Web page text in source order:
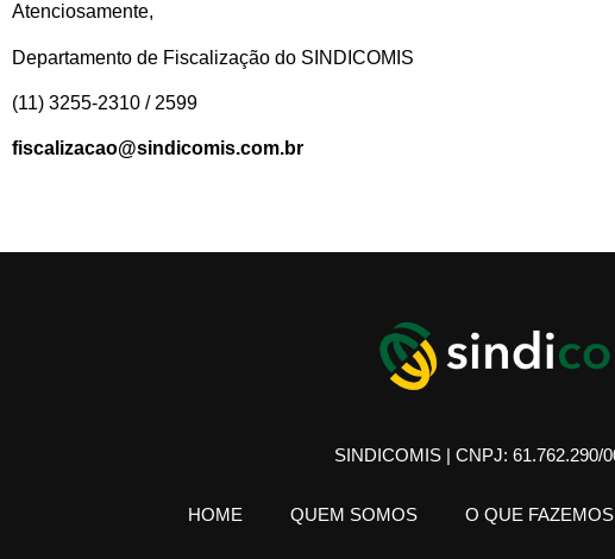
Atenciosamente,
Departamento de Fiscalização do SINDICOMIS
(11) 3255-2310 / 2599
fiscalizacao@sindicomis.com.br
SINDICOMIS | CNPJ: 61.762.290/
HOME QUEM SOMOS O QUE FAZEMOS